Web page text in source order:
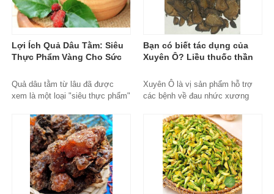
Lợi Ích Quả Dâu Tằm: Siêu
Thực Phẩm Vàng Cho Sức
Quả dâu tằm từ lâu đã được
xem là một loại "siêu thực phẩm"
Đông....
Bạn có biết tác dụng của
Xuyên Ô? Liều thuốc thần
Copy
Xuyên Ô là vị sản phẩm hỗ trợ
các bệnh về đau nhức xương
tay lạnh vã mồ hôi rất hiệu quả.
Tuy nhiên nó lại là vị thuốc có
độc tính rất mạnh đặc biệt trên
hệ thần kinh, tim mạch. Bài viết
dưới đây sẽ giúp bạn đọc hiểu rõ
hơn về đặc điểm, công dụng và
độc tính thuốc.